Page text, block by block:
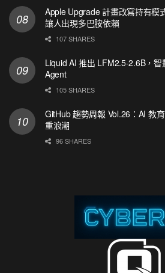
Apple Upgrade 計畫改寫持有模
讓人出現多巴胺依賴
107 SHARES
Liquid AI 推出 LFM2.5-2.6B，
Agent
105 SHARES
GitHub 趨勢周報 Vol.26：AI 教
重浪潮
96 SHARES